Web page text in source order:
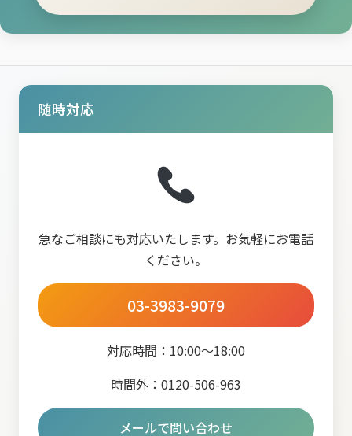
随時対応
急なご相談にも対応いたします。お気軽にお電話
ください。
03-3983-9079
対応時間：10:00～18:00
時間外：0120-506-963
メールで問い合わせ